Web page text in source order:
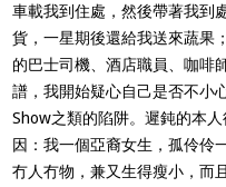
車載我到住處，然後帶著我到
貨，一星期後還給我送來蔬果
的巴士司機、酒店職員、咖啡
譜，我開始疑心自己是否不小
Show之類的陷阱。遲鈍的本
因：我一個亞裔女生，孤伶伶
冇人冇物，兼又生得瘦小，而